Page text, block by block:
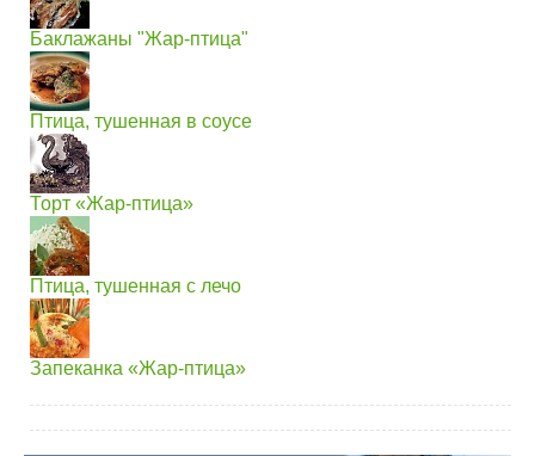
Баклажаны "Жар-птица"
Птица, тушенная в соусе
Торт «Жар-птица»
Птица, тушенная с лечо
Запеканка «Жар-птица»